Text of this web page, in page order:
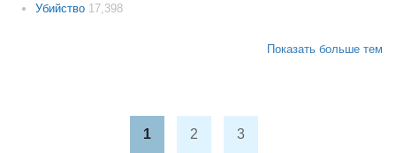
Убийство 17,398
Показать больше тем
1 2 3